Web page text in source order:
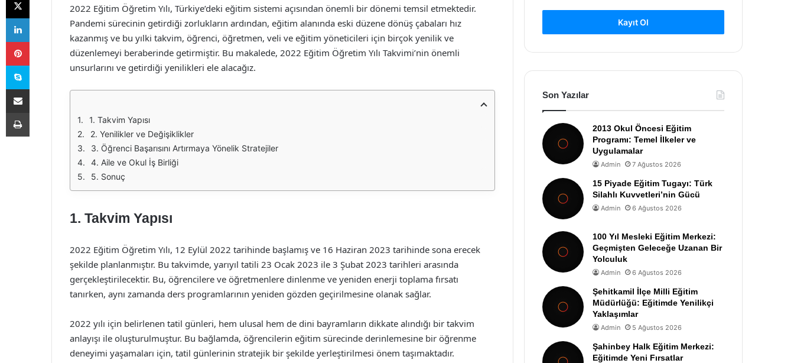
2022 Eğitim Öğretim Yılı, Türkiye’deki eğitim sistemi açısından önemli bir dönemi temsil etmektedir.
Pandemi sürecinin getirdiği zorlukların ardından, eğitim alanında eski düzene dönüş çabaları hız
kazanmış ve bu yılki takvim, öğrenci, öğretmen, veli ve eğitim yöneticileri için birçok yenilik ve
düzenlemeyi beraberinde getirmiştir. Bu makalede, 2022 Eğitim Öğretim Yılı Takvimi’nin önemli
unsurlarını ve getirdiği yenilikleri ele alacağız.
1. Takvim Yapısı
2. Yenilikler ve Değişiklikler
3. Öğrenci Başarısını Artırmaya Yönelik Stratejiler
4. Aile ve Okul İş Birliği
5. Sonuç
1. Takvim Yapısı
2022 Eğitim Öğretim Yılı, 12 Eylül 2022 tarihinde başlamış ve 16 Haziran 2023 tarihinde sona erecek
şekilde planlanmıştır. Bu takvimde, yarıyıl tatili 23 Ocak 2023 ile 3 Şubat 2023 tarihleri arasında
gerçekleştirilecektir. Bu, öğrencilere ve öğretmenlere dinlenme ve yeniden enerji toplama fırsatı
tanırken, aynı zamanda ders programlarının yeniden gözden geçirilmesine olanak sağlar.
2022 yılı için belirlenen tatil günleri, hem ulusal hem de dini bayramların dikkate alındığı bir takvim
anlayışı ile oluşturulmuştur. Bu bağlamda, öğrencilerin eğitim sürecinde derinlemesine bir öğrenme
deneyimi yaşamaları için, tatil günlerinin stratejik bir şekilde yerleştirilmesi önem taşımaktadır.
Kayıt Ol
Son Yazılar
2013 Okul Öncesi Eğitim
Programı: Temel İlkeler ve
Uygulamalar
Admin 7 Ağustos 2026
15 Piyade Eğitim Tugayı: Türk
Silahlı Kuvvetleri’nin Gücü
Admin 6 Ağustos 2026
100 Yıl Mesleki Eğitim Merkezi:
Geçmişten Geleceğe Uzanan Bir
Yolculuk
Admin 6 Ağustos 2026
Şehitkamil İlçe Milli Eğitim
Müdürlüğü: Eğitimde Yenilikçi
Yaklaşımlar
Admin 5 Ağustos 2026
Şahinbey Halk Eğitim Merkezi:
Eğitimde Yeni Fırsatlar
LinkedIn
Pinterest
Skype
E-Posta ile paylaş